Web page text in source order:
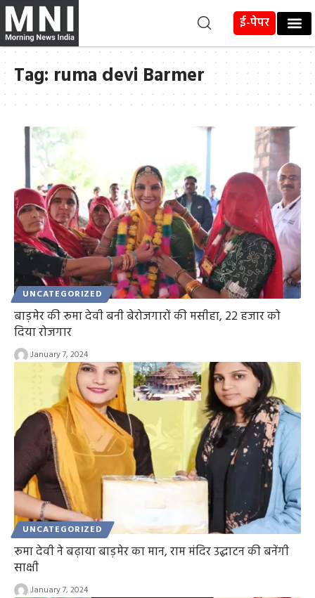
ई-पेपर
Tag: ruma devi Barmer
UNCATEGORIZED
बाड़मेर की रूमा देवी बनी बेरोजगारों की मसीहा, 22 हजार को
दिया रोजगार
January 7, 2024
UNCATEGORIZED
रूमा देवी ने बढ़ाया बाड़मेर का मान, राम मंदिर उद्घाटन की बनेंगी
साक्षी
January 7, 2024